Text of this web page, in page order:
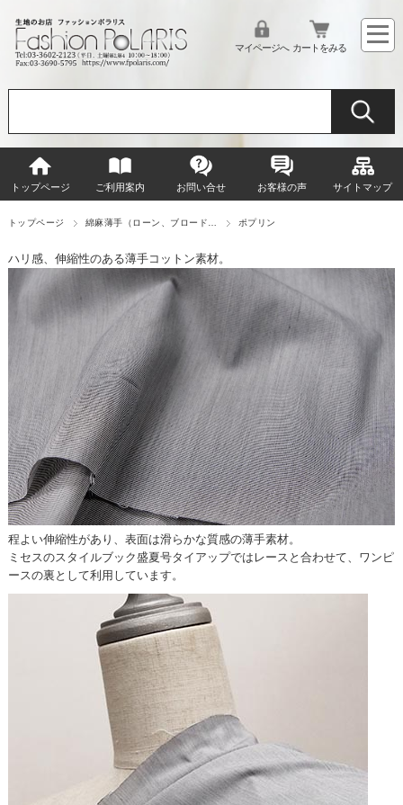
マイページへ カートをみる
トップページ ご利用案内 お問い合せ お客様の声 サイトマップ
トップページ 綿麻薄手（ローン、ブロード… ポプリン
ハリ感、伸縮性のある薄手コットン素材。
程よい伸縮性があり、表面は滑らかな質感の薄手素材。
ミセスのスタイルブック盛夏号タイアップではレースと合わせて、ワンピ
ースの裏として利用しています。